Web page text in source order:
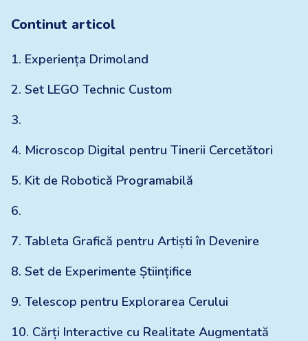
Continut articol
1. Experiența Drimoland
2. Set LEGO Technic Custom
3.
4. Microscop Digital pentru Tinerii Cercetători
5. Kit de Robotică Programabilă
6.
7. Tableta Grafică pentru Artiști în Devenire
8. Set de Experimente Științifice
9. Telescop pentru Explorarea Cerului
10. Cărți Interactive cu Realitate Augmentată